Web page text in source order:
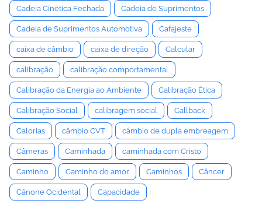
Cadeia Cinética Fechada Cadeia de Suprimentos
Cadeia de Suprimentos Automotiva Cafajeste
caixa de câmbio caixa de direção Calcular
calibração calibração comportamental
Calibração da Energia ao Ambiente Calibração Ética
Calibração Social calibragem social Callback
Calorias câmbio CVT câmbio de dupla embreagem
Câmeras Caminhada caminhada com Cristo
Caminho Caminho do amor Caminhos Câncer
Cânone Ocidental Capacidade